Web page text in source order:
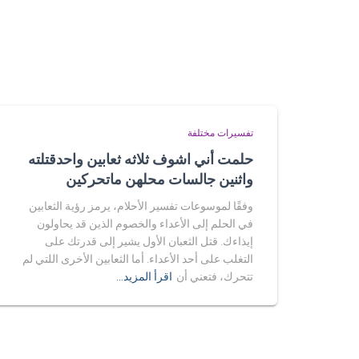
تفسيرات مختلفة
حلمت أني اشوف ثلاثه ثعابين واحدقتلته
واثنين جالسات محلهن ماتحركين
وفقًا لموسوعات تفسير الأحلام، يرمز رؤية الثعابين
في الحلم إلى الأعداء والخصوم الذين قد يحاولون
إيذاءك. قتل الثعبان الأول يشير إلى قدرتك على
التغلب على أحد الأعداء. أما الثعابين الأخرى اللتي لم
تتحرك، فتعني أن اقرأ المزيد…